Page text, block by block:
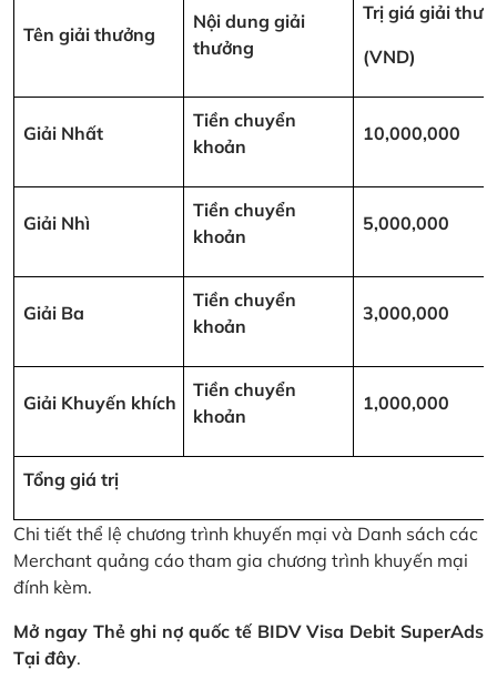
Tên giải thưởng
Nội dung giải
thưởng
Trị giá giải
(VND)
Giải Nhất
Tiền chuyển
khoản
10,000,000
Giải Nhì
Tiền chuyển
khoản
5,000,000
Giải Ba
Tiền chuyển
khoản
3,000,000
Giải Khuyến khích
Tiền chuyển
khoản
1,000,000
Tổng giá trị
Chi tiết thể lệ chương trình khuyến mại và Danh sách các
Merchant quảng cáo tham gia chương trình khuyến mại
đính kèm.
Mở ngay Thẻ ghi nợ quốc tế BIDV Visa Debit SuperAds
Tại đây.